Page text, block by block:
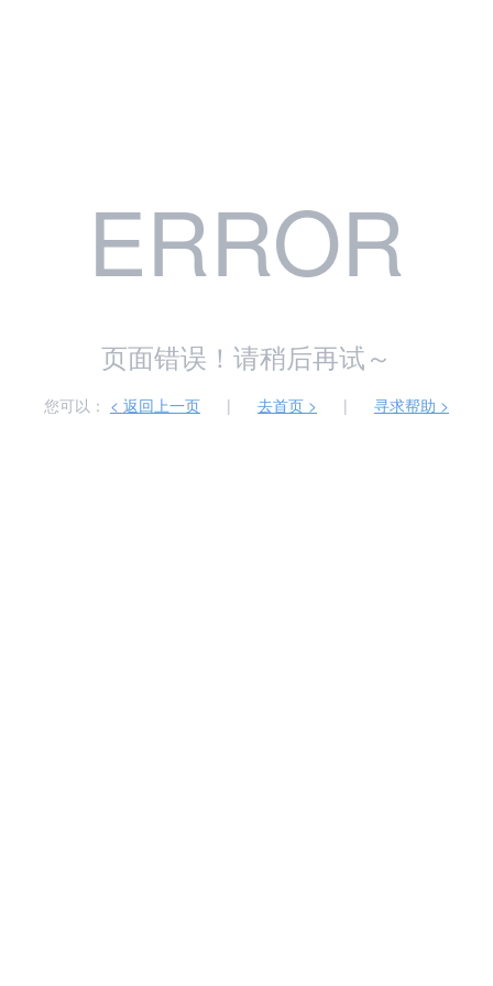
ERROR
页面错误！请稍后再试～
您可以： < 返回上一页 | 去首页 > | 寻求帮助 >